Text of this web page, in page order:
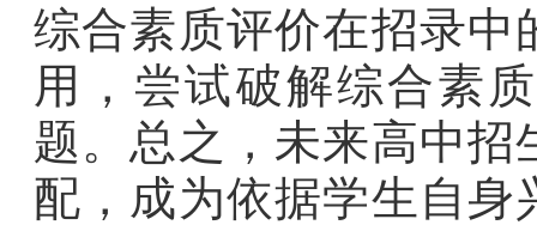
综合素质评价在招录中
用，尝试破解综合素
题。总之，未来高中
配，成为依据学生自身